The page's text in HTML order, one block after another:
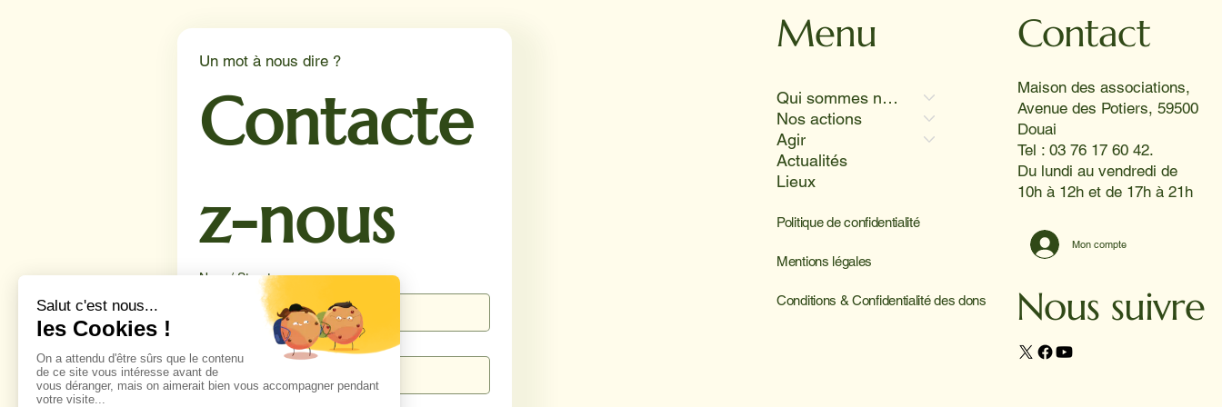
Menu
Qui sommes nous
Nos actions
Agir
Actualités
Lieux
Politique de confidentialité
Mentions légales
Conditions & Confidentialité des dons
Contact
Maison des associations,
Avenue des Potiers, 59500
Douai
Tel : 03 76 17 60 42.
Du lundi au vendredi de
10h à 12h et de 17h à 21h
Mon compte
Nous suivre
Un mot à nous dire ?
Contacte
z-nous
Nom / Structure